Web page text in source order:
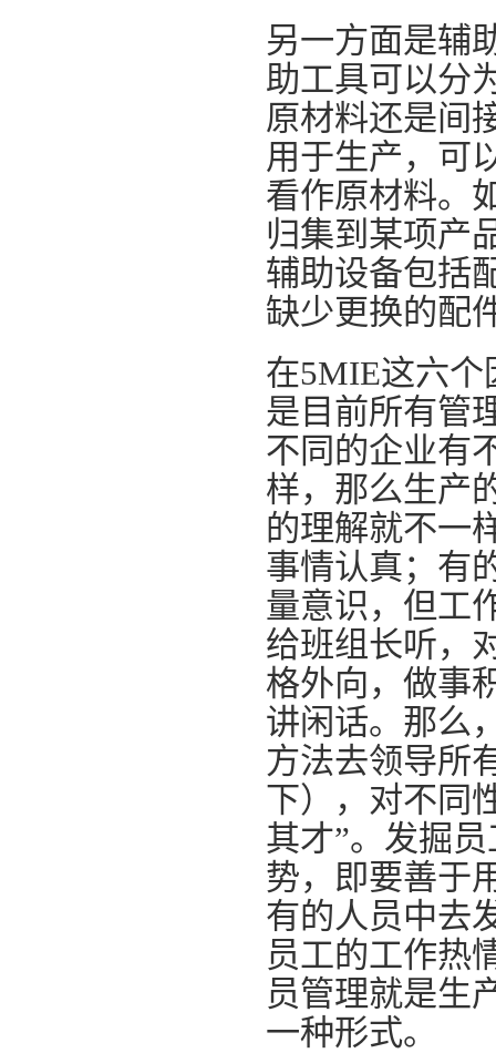
另一方面是辅
助工具可以分
原材料还是间
用于生产，可
看作原材料。
归集到某项产
辅助设备包括
缺少更换的配
在5MIE这六个
是目前所有管
不同的企业有
样，那么生产
的理解就不一
事情认真；有
量意识，但工
给班组长听，
格外向，做事
讲闲话。那么
方法去领导所
下），对不同
其才”。发掘
势，即要善于
有的人员中去
员工的工作热
员管理就是生
一种形式。